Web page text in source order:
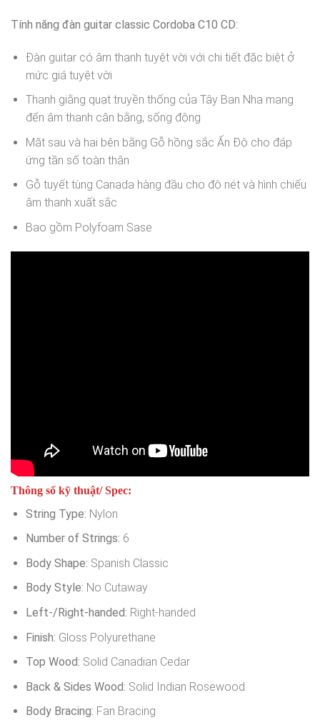
Tính năng đàn guitar classic Cordoba C10 CD:
Đàn guitar có âm thanh tuyệt vời với chi tiết đặc biệt ở
mức giá tuyệt vời
Thanh giằng quạt truyền thống của Tây Ban Nha mang
đến âm thanh cân bằng, sống động
Mặt sau và hai bên bằng Gỗ hồng sắc Ấn Độ cho đáp
ứng tần số toàn thân
Gỗ tuyết tùng Canada hàng đầu cho độ nét và hình chiếu
âm thanh xuất sắc
Bao gồm Polyfoam Sase
Thông số kỹ thuật/ Spec:
String Type: Nylon
Number of Strings: 6
Body Shape: Spanish Classic
Body Style: No Cutaway
Left-/Right-handed: Right-handed
Finish: Gloss Polyurethane
Top Wood: Solid Canadian Cedar
Back & Sides Wood: Solid Indian Rosewood
Body Bracing: Fan Bracing